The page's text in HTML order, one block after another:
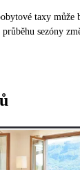
taxy může
sezóny